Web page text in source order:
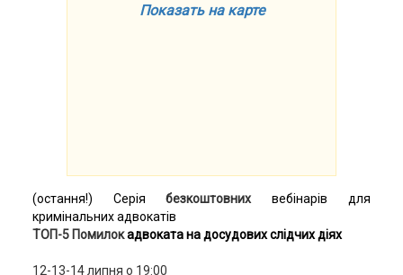
Показать на карте
(остання!) Cеріябезкоштовних вебінарів для
кримінальних адвокатів
ТОП-5 Помилокадвоката на досудових слідчих діях
12-13-14 липня о 19:00